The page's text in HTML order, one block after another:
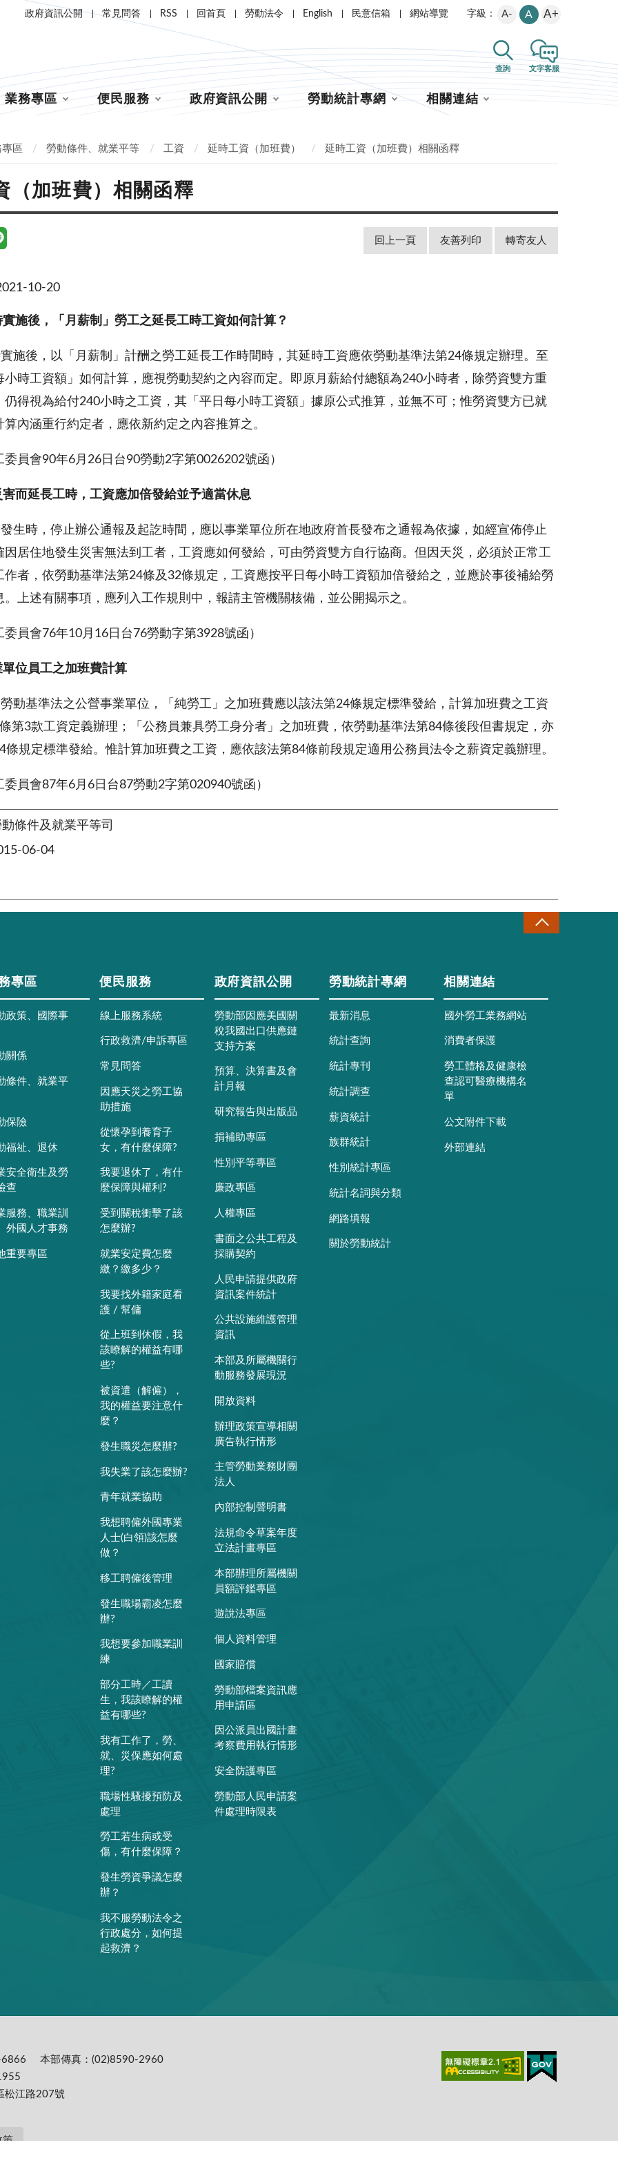
政府資訊公開 常見問答 RSS 回首頁 勞動法令 English 民意信箱 網站導覽 字級： A- A A+
查詢 文字客服
業務專區 便民服務 政府資訊公開 勞動統計專網 相關連結
區 勞動條件、就業平等 工資 延時工資（加班費） 延時工資（加班費）相關函釋
（加班費）相關函釋
回上一頁 友善列印 轉寄友人
10-20
施後，「月薪制」勞工之延長工時工資如何計算？
施後，以「月薪制」計酬之勞工延長工作時間時，其延時工資應依勞動基準法第24條規定辦理。至
小時工資額」如何計算，應視勞動契約之內容而定。即原月薪給付總額為240小時者，除勞資雙方重
仍得視為給付240小時之工資，其「平日每小時工資額」據原公式推算，並無不可；惟勞資雙方已就
內涵重行約定者，應依新約定之內容推算之。
員會90年6月26日台90勞動2字第0026202號函）
而延長工時，工資應加倍發給並予適當休息
生時，停止辦公通報及起訖時間，應以事業單位所在地政府首長發布之通報為依據，如經宣佈停止
因居住地發生災害無法到工者，工資應如何發給，可由勞資雙方自行協商。但因天災，必須於正常工
作者，依勞動基準法第24條及32條規定，工資應按平日每小時工資額加倍發給之，並應於事後補給勞
。上述有關事項，應列入工作規則中，報請主管機關核備，並公開揭示之。
委員會76年10月16日台76勞動字第3928號函）
位員工之加班費計算
動基準法之公營事業單位，「純勞工」之加班費應以該法第24條規定標準發給，計算加班費之工資
第3款工資定義辦理；「公務員兼具勞工身分者」之加班費，依勞動基準法第84條後段但書規定，亦
條規定標準發給。惟計算加班費之工資，應依該法第84條前段規定適用公務員法令之薪資定義辦理。
委員會87年6月6日台87勞動2字第020940號函）
條件及就業平等司
06-04
專區
政策、國際事
關係
條件、就業平
保險
福祉、退休
安全衛生及勞
查
服務、職業訓
外國人才事務
重要專區
便民服務
線上服務系統
行政救濟/申訴專區
常見問答
因應天災之勞工協
助措施
從懷孕到養育子
女，有什麼保障?
我要退休了，有什
麼保障與權利?
受到關稅衝擊了該
怎麼辦?
就業安定費怎麼
繳？繳多少？
我要找外籍家庭看
護 / 幫傭
從上班到休假，我
該瞭解的權益有哪
些?
被資遣（解僱），
我的權益要注意什
麼？
發生職災怎麼辦?
我失業了該怎麼辦?
青年就業協助
我想聘僱外國專業
人士(白領)該怎麼
做？
移工聘僱後管理
發生職場霸凌怎麼
辦?
我想要參加職業訓
練
部分工時／工讀
生，我該瞭解的權
益有哪些?
我有工作了，勞、
就、災保應如何處
理?
職場性騷擾預防及
處理
勞工若生病或受
傷，有什麼保障？
發生勞資爭議怎麼
辦？
我不服勞動法令之
行政處分，如何提
起救濟？
政府資訊公開
勞動部因應美國關
稅我國出口供應鏈
支持方案
預算、決算書及會
計月報
研究報告與出版品
捐補助專區
性別平等專區
廉政專區
人權專區
書面之公共工程及
採購契約
人民申請提供政府
資訊案件統計
公共設施維護管理
資訊
本部及所屬機關行
動服務發展現況
開放資料
辦理政策宣導相關
廣告執行情形
主管勞動業務財團
法人
內部控制聲明書
法規命令草案年度
立法計畫專區
本部辦理所屬機關
員額評鑑專區
遊說法專區
個人資料管理
國家賠償
勞動部檔案資訊應
用申請區
因公派員出國計畫
考察費用執行情形
安全防護專區
勞動部人民申請案
件處理時限表
勞動統計專網
最新消息
統計查詢
統計專刊
統計調查
薪資統計
族群統計
性別統計專區
統計名詞與分類
網路填報
關於勞動統計
相關連結
國外勞工業務網站
消費者保護
勞工體格及健康檢
查認可醫療機構名
單
公文附件下載
外部連結
本部傳真：(02)8590-2960
松江路207號
策